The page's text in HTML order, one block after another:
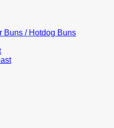
Buns / Hotdog Buns